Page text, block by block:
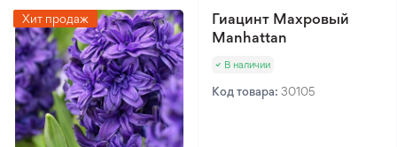
Хит продаж
Гиацинт Махровый
Manhattan
В наличии
Код товара: 30105